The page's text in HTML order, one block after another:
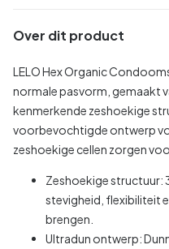
Over dit product
LELO Hex Organic
normale pasvorm, gemaakt
kenmerkende zeshoekige
voorbevochtigde ontwerp
zeshoekige cellen zorgen
Zeshoekige structuur:
stevigheid, flexibiliteit
brengen.
Ultradun ontwerp: